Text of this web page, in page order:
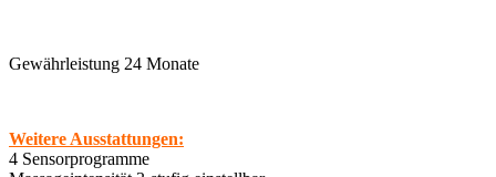
Gewährleistung 24 Monate
Weitere Ausstattungen:
4 Sensorprogramme